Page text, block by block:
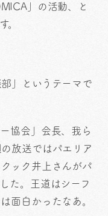
」の活動、と
。
」というテーマで
協会」会長、我ら
放送ではパエリア
ック井上さんがパ
た。王道はシーフ
面白かったなあ。